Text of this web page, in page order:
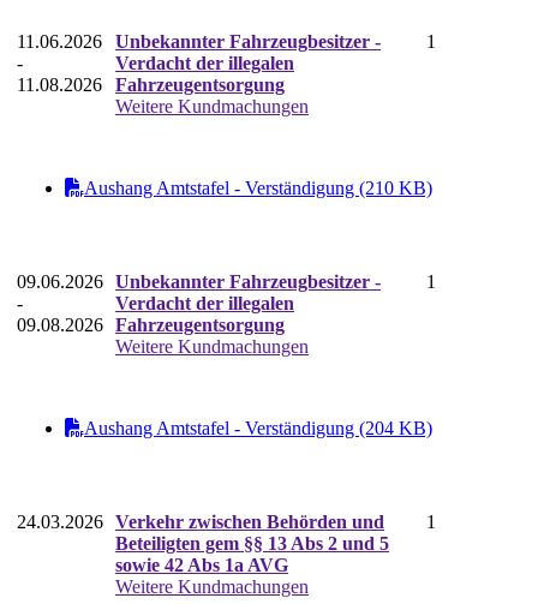
11.06.2026
-
11.08.2026
Unbekannter Fahrzeugbesitzer -
Verdacht der illegalen
Fahrzeugentsorgung
Weitere Kundmachungen
1
Aushang Amtstafel - Verständigung (210 KB)
09.06.2026
-
09.08.2026
Unbekannter Fahrzeugbesitzer -
Verdacht der illegalen
Fahrzeugentsorgung
Weitere Kundmachungen
1
Aushang Amtstafel - Verständigung (204 KB)
24.03.2026 Verkehr zwischen Behörden und
Beteiligten gem §§ 13 Abs 2 und 5
sowie 42 Abs 1a AVG
Weitere Kundmachungen
1